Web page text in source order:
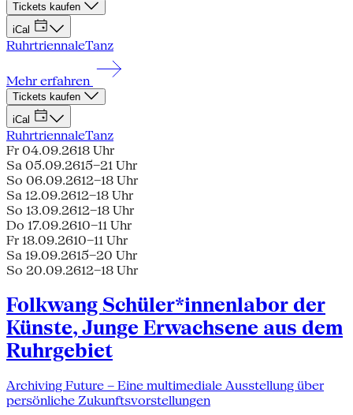
Tickets kaufen
iCal
RuhrtriennaleTanz
Mehr erfahren
Tickets kaufen
iCal
RuhrtriennaleTanz
Fr 04.09.2618 Uhr
Sa 05.09.2615–21 Uhr
So 06.09.2612–18 Uhr
Sa 12.09.2612–18 Uhr
So 13.09.2612–18 Uhr
Do 17.09.2610–11 Uhr
Fr 18.09.2610–11 Uhr
Sa 19.09.2615–20 Uhr
So 20.09.2612–18 Uhr
Folkwang Schüler*innenlabor der
Künste, Junge Erwachsene aus dem
Ruhrgebiet
Archiving Future – Eine multimediale Ausstellung über
persönliche Zukunftsvorstellungen